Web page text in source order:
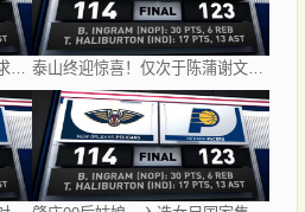
因凡蒂诺在亚足联支持者中寻求力量：卡塔尔与阿联酋的立场引发关注 泰山终迎惊喜！仅次于陈蒲谢文能，21岁青妖崛起，未来国足新锋线！